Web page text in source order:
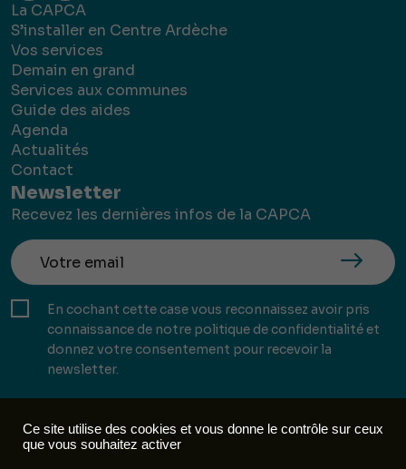
La CAPCA
S’installer en Centre Ardèche
Vos services
Demain en grand
Services aux communes
Guide des aides
Agenda
Actualités
Contact
Newsletter
Recevez les dernières infos de la CAPCA
En cochant cette case vous reconnaissez avoir pris
connaissance de notre politique de confidentialité et
donnez votre consentement pour recevoir la
newsletter.
Ce site utilise des cookies et vous donne le contrôle sur ceux
que vous souhaitez activer